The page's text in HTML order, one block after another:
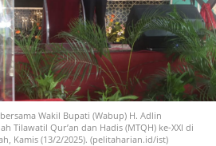
Wakil Bupati (Wabup) H. Adlin
Tilawatil Qur’an dan Hadis (MTQH) ke-XXI di
Kamis (13/2/2025). (pelitaharian.id/ist)